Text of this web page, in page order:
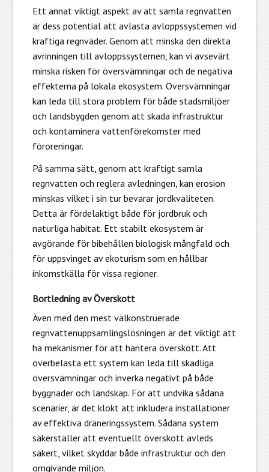
Ett annat viktigt aspekt av att samla regnvatten
är dess potential att avlasta avloppssystemen vid
kraftiga regnväder. Genom att minska den direkta
avrinningen till avloppssystemen, kan vi avsevärt
minska risken för översvämningar och de negativa
effekterna på lokala ekosystem. Översvämningar
kan leda till stora problem för både stadsmiljöer
och landsbygden genom att skada infrastruktur
och kontaminera vattenförekomster med
föroreningar.
På samma sätt, genom att kraftigt samla
regnvatten och reglera avledningen, kan erosion
minskas vilket i sin tur bevarar jordkvaliteten.
Detta är fördelaktigt både för jordbruk och
naturliga habitat. Ett stabilt ekosystem är
avgörande för bibehållen biologisk mångfald och
för uppsvinget av ekoturism som en hållbar
inkomstkälla för vissa regioner.
Bortledning av Överskott
Även med den mest välkonstruerade
regnvattenuppsamlingslösningen är det viktigt att
ha mekanismer för att hantera överskott. Att
överbelasta ett system kan leda till skadliga
översvämningar och inverka negativt på både
byggnader och landskap. För att undvika sådana
scenarier, är det klokt att inkludera installationer
av effektiva dräneringssystem. Sådana system
säkerställer att eventuellt överskott avleds
säkert, vilket skyddar både infrastruktur och den
omgivande miljön.